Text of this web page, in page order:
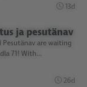
13d
ja pesutänav
Pesutänav are waiting
71! With...
26d